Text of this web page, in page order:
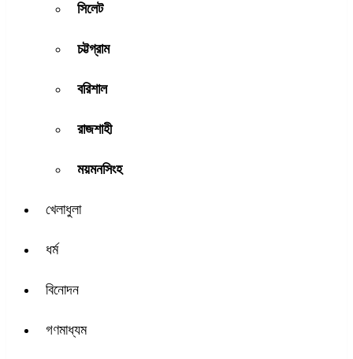
সিলেট
চট্টগ্রাম
বরিশাল
রাজশাহী
ময়মনসিংহ
খেলাধুলা
ধর্ম
বিনোদন
গণমাধ্যম